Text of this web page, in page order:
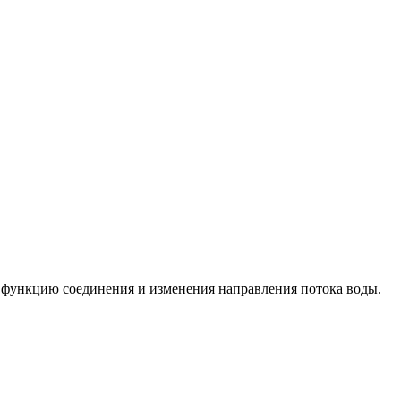
соединения и изменения направления потока воды.